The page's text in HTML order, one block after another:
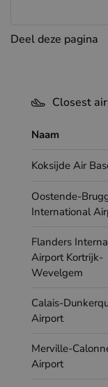
Deel deze pagina
Closest
Naam
Koksijde Air
Oostende-
International
Flanders
Airport Kortrijk-
Wevelgem
Calais-
Airport
Merville-
Airport